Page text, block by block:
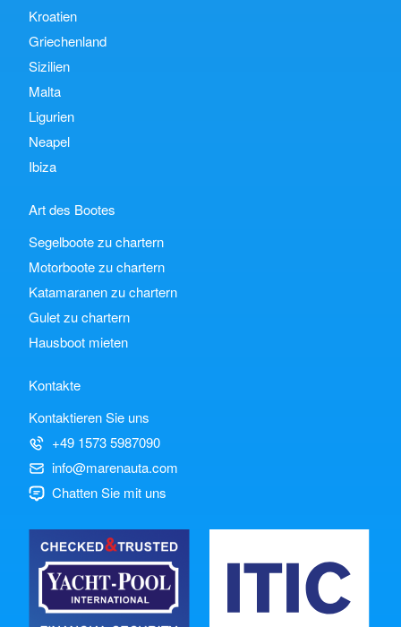
Kroatien
Griechenland
Sizilien
Malta
Ligurien
Neapel
Ibiza
Art des Bootes
Segelboote zu chartern
Motorboote zu chartern
Katamaranen zu chartern
Gulet zu chartern
Hausboot mieten
Kontakte
Kontaktieren Sie uns
+49 1573 5987090
info@marenauta.com
Chatten Sie mit uns